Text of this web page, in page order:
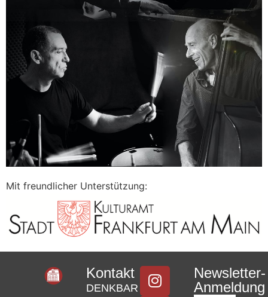
Mit freundlicher Unterstützung:
Kontakt
DENKBAR
Newsletter-
Anmeldung